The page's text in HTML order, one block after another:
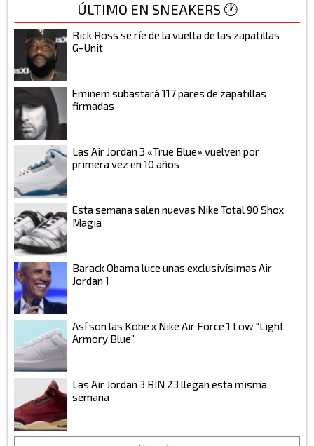
ÚLTIMO EN SNEAKERS 🕐
Rick Ross se ríe de la vuelta de las zapatillas
G-Unit
Eminem subastará 117 pares de zapatillas
firmadas
Las Air Jordan 3 «True Blue» vuelven por
primera vez en 10 años
Esta semana salen nuevas Nike Total 90 Shox
Magia
Barack Obama luce unas exclusivísimas Air
Jordan 1
Así son las Kobe x Nike Air Force 1 Low “Light
Armory Blue”
Las Air Jordan 3 BIN 23 llegan esta misma
semana